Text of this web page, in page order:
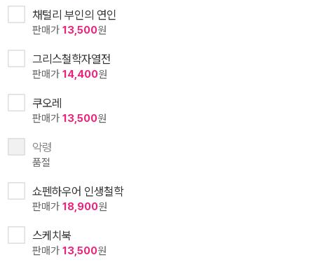
채털리 부인의 연인
판매가 13,500원
그리스철학자열전
판매가 14,400원
쿠오레
판매가 13,500원
악령
품절
쇼펜하우어 인생철학
판매가 18,900원
스케치북
판매가 13,500원